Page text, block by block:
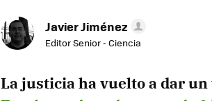
Javier Jiménez
Editor Senior - Ciencia
La justicia ha vuelto a dar